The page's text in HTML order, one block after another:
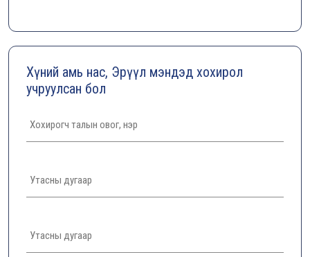
Хүний амь нас, Эрүүл мэндэд хохирол
учруулсан бол